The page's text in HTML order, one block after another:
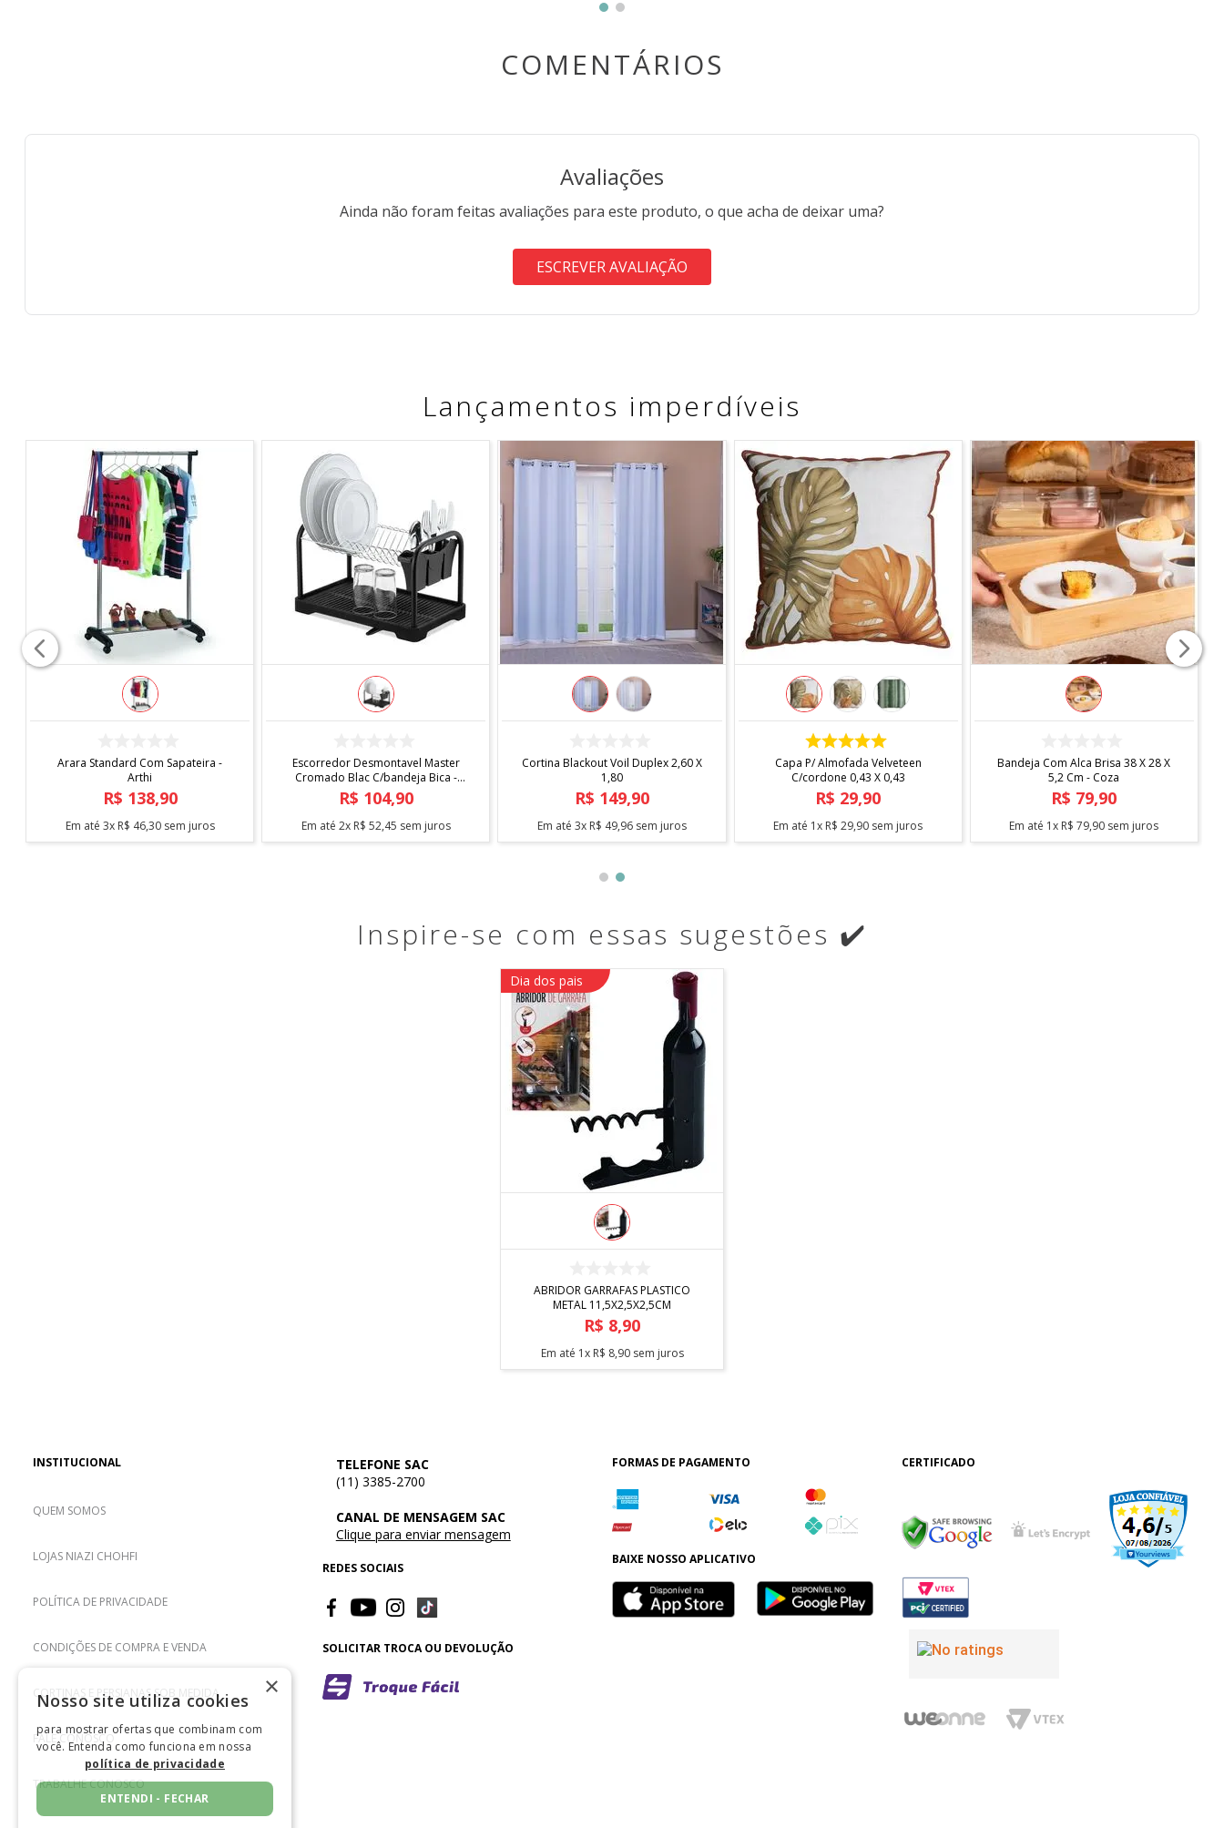
COMENTÁRIOS
Avaliações
Ainda não foram feitas avaliações para este produto, o que acha de deixar uma?
ESCREVER AVALIAÇÃO
Lançamentos imperdíveis
Arara Standard Com Sapateira -
Arthi
R$ 138,90
Em até 3x R$ 46,30sem juros
Escorredor Desmontavel Master
Cromado Blac C/bandeja Bica -
Arthi
R$ 104,90
Em até 2x R$ 52,45 sem juros
Cortina Blackout Voil Duplex 2,60 X
1,80
R$ 149,90
Em até 3x R$ 49,96sem juros
COMPRAR
Capa P/ Almofada Velveteen
C/cordone 0,43 X 0,43
R$ 29,90
Em até 1x R$ 29,90 sem juros
Bandeja Com Alca Brisa 38 X 28 X
5,2 Cm - Coza
R$ 79,90
Em até 1x R$ 79,90 sem juros
Inspire-se com essas sugestões ✔️
Dia dos pais
ABRIDOR GARRAFAS PLASTICO
METAL 11,5X2,5X2,5CM
R$ 8,90
Em até 1x R$ 8,90sem juros
INSTITUCIONAL
QUEM SOMOS
LOJAS NIAZI CHOHFI
POLÍTICA DE PRIVACIDADE
CONDIÇÕES DE COMPRA E VENDA
CORTINAS E PERSIANAS SOB MEDIDA
FALE CONOSCO
TRABALHE CONOSCO
TELEFONE SAC
(11) 3385-2700
CANAL DE MENSAGEM SAC
Clique para enviar mensagem
REDES SOCIAIS
SOLICITAR TROCA OU DEVOLUÇÃO
FORMAS DE PAGAMENTO
BAIXE NOSSO APLICATIVO
CERTIFICADO
×
Nosso site utiliza cookies
para mostrar ofertas que combinam com
você. Entenda como funciona em nossa
política de privacidade
ENTENDI - FECHAR